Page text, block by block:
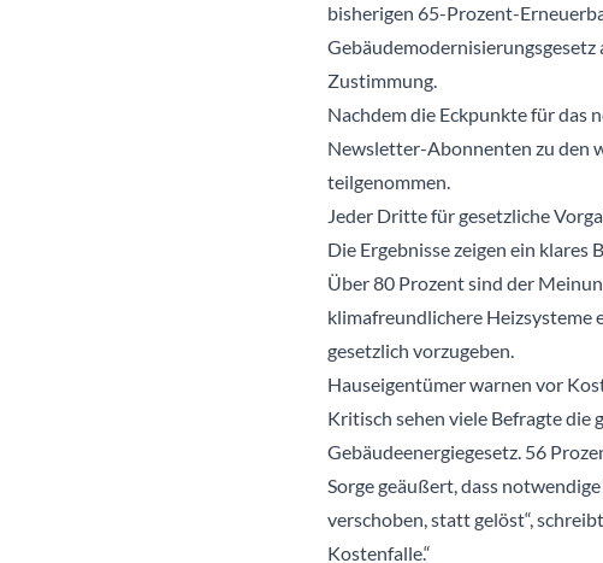
bisherigen 65-Prozent-
Gebäudemodernisierungsgesetz
Zustimmung.
Nachdem die Eckpunkte für das
Newsletter-Abonnenten zu den
teilgenommen.
Jeder Dritte für gesetzliche
Die Ergebnisse zeigen ein
Über 80 Prozent sind der
klimafreundlichere Heizsysteme
gesetzlich vorzugeben.
Hauseigentümer warnen vor
Kritisch sehen viele Befragte
Gebäudeenergiegesetz. 56
Sorge geäußert, dass
verschoben, statt gelöst“,
Kostenfalle.“